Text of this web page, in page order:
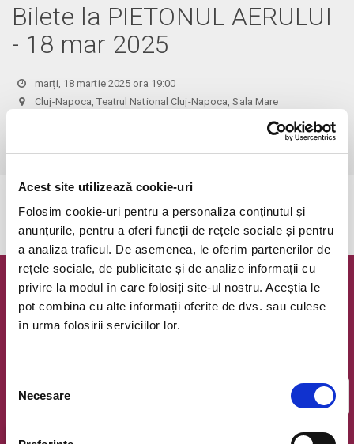
Acest site utilizează cookie-uri
Folosim cookie-uri pentru a personaliza conținutul și
anunțurile, pentru a oferi funcții de rețele sociale și pentru
a analiza traficul. De asemenea, le oferim partenerilor de
rețele sociale, de publicitate și de analize informații cu
privire la modul în care folosiți site-ul nostru. Aceștia le
pot combina cu alte informații oferite de dvs. sau culese
în urma folosirii serviciilor lor.
Selecția
consimțământului
Necesare
Bilete la PIETONUL AERULUI
- 18 mar 2025
marți, 18 martie 2025 ora 19:00
Cluj-Napoca, Teatrul National Cluj-Napoca, Sala Mare
Newsletter @ Bilete.ro
Oferte exclusive si o editie saptamanala cu cele mai noi
OK